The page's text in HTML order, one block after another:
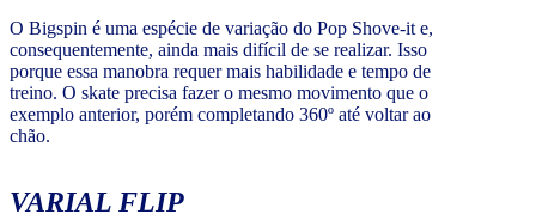
O Bigspin é uma espécie de variação do Pop Shove-it e,
consequentemente, ainda mais difícil de se realizar. Isso
porque essa manobra requer mais habilidade e tempo de
treino. O skate precisa fazer o mesmo movimento que o
exemplo anterior, porém completando 360º até voltar ao
chão.
VARIAL FLIP